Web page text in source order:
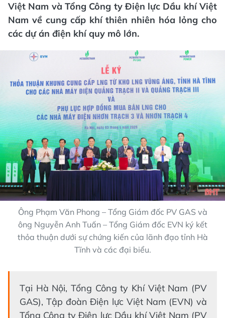
Việt Nam và Tổng Công ty Điện lực Dầu khí Việt
Nam về cung cấp khí thiên nhiên hóa lỏng cho
các dự án điện khí quy mô lớn.
Ông Phạm Văn Phong – Tổng Giám đốc PV GAS và
ông Nguyễn Anh Tuấn – Tổng Giám đốc EVN ký kết
thỏa thuận dưới sự chứng kiến của lãnh đạo tỉnh Hà
Tĩnh và các đại biểu.
Tại Hà Nội, Tổng Công ty Khí Việt Nam (PV
GAS), Tập đoàn Điện lực Việt Nam (EVN) và
Tổng Công ty Điện lực Dầu khí Việt Nam (PV